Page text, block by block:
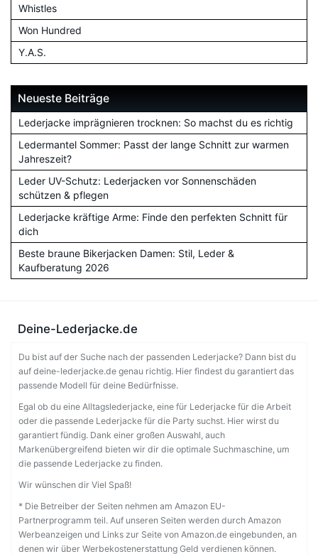
Whistles
Won Hundred
Y.A.S.
Neueste Beiträge
Lederjacke imprägnieren trocknen: So machst du es richtig
Ledermantel Sommer: Passt der lange Schnitt zur warmen
Jahreszeit?
Leder UV-Schutz: Lederjacken vor Sonnenschäden
schützen & pflegen
Lederjacke kräftige Arme: Finde den perfekten Schnitt für
dich
Beste braune Bikerjacken Damen: Stil, Leder &
Kaufberatung 2026
Deine-Lederjacke.de
Du bist auf der Suche nach der passenden Lederjacke? Dann bist du
auf deine-lederjacke.de genau richtig. Hier findest du garantiert das
passende Modell für deine Bedürfnisse.
Egal ob du eine Alltagslederjacke, eine für Lederjacke für die Arbeit
oder die passende Lederjacke für die Party suchst. Hier wirst du
garantiert fündig. Dank einer großen Auswahl, auch
Markenübergreifend bieten wir dir die optimale Suchmaschine, um
die passende Lederjacke zu finden.
Wir wünschen dir Viel Spaß!
* Die Betreiber der Seiten nehmen am Amazon EU-
Partnerprogramm teil. Auf unseren Seiten werden durch Amazon
Werbeanzeigen und Links zur Seite von Amazon.de eingebunden, an
denen wir über Werbekostenerstattung Geld verdienen können.